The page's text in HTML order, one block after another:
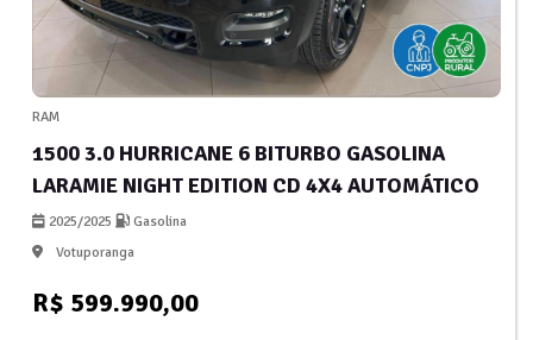
RAM
1500 3.0 HURRICANE 6 BITURBO GASOLINA
LARAMIE NIGHT EDITION CD 4X4 AUTOMÁTICO
2025/2025
Gasolina
Votuporanga
R$ 599.990,00